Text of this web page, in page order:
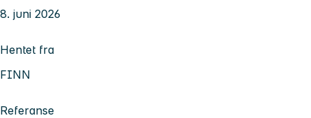
8. juni 2026
Hentet fra
FINN
Referanse